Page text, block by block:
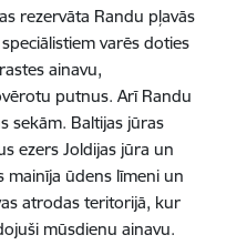
rezervāta Randu pļavās
varēs doties
ainavu,
putnus. Arī Randu
sekām. Baltijas jūras
ezers Joldijas jūra un
mainīja ūdens līmeni un
atrodas teritorijā, kur
mūsdienu ainavu.